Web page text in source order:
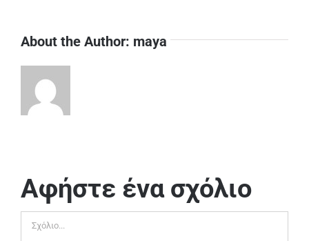
About the Author: maya
Αφήστε ένα σχόλιο
Σχόλιο